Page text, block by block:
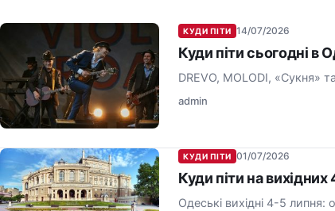
КУДИ ПІТИ 14/07/2026
Куди піти сьогодні в
DREVO, MOLODI, «Сукня»
admin
КУДИ ПІТИ 01/07/2026
Куди піти на
Одеські вихідні 4-5 липня: